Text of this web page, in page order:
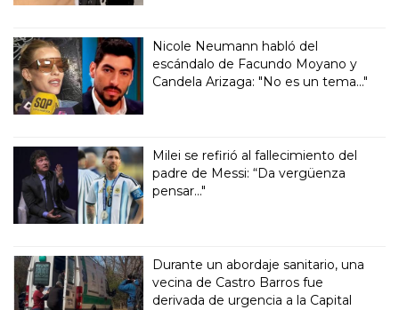
Nicole Neumann habló del
escándalo de Facundo Moyano y
Candela Arizaga: "No es un tema..."
Milei se refirió al fallecimiento del
padre de Messi: “Da vergüenza
pensar..."
Durante un abordaje sanitario, una
vecina de Castro Barros fue
derivada de urgencia a la Capital